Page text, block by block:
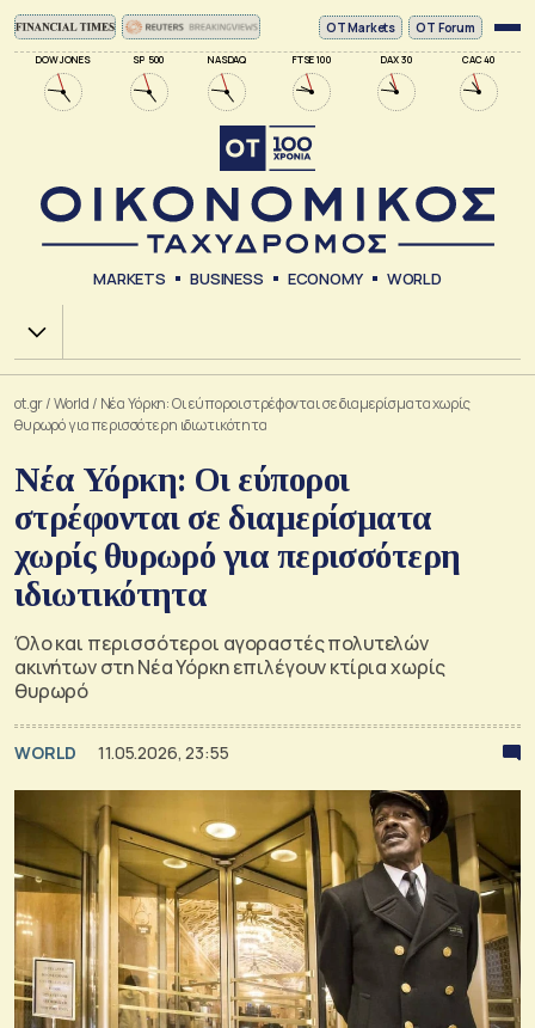
DOW JONES SP 500 NASDAQ FTSE 100 DAX 30 CAC 40
ΟΤ Markets OT Forum
MARKETS BUSINESS ECONOMY WORLD
Χ.Α.
ot.gr/World / Νέα Υόρκη: Οι εύποροι στρέφονται σε διαμερίσματα χωρίς
θυρωρό για περισσότερη ιδιωτικότητα
Νέα Υόρκη: Οι εύποροι
στρέφονται σε διαμερίσματα
χωρίς θυρωρό για περισσότερη
ιδιωτικότητα
Όλο και περισσότεροι αγοραστές πολυτελών
ακινήτων στη Νέα Υόρκη επιλέγουν κτίρια χωρίς
θυρωρό
WORLD 11.05.2026, 23:55